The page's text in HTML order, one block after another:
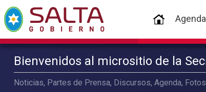
(current)
Agenda
Bienvenidos al micrositio de la
Noticias, Partes de Prensa, Discursos, Agenda,